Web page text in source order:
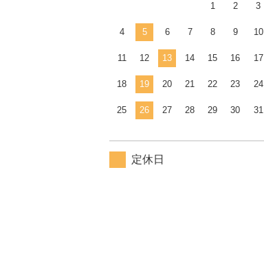
1 2 3
4 5 6 7 8 9 10
11 12 13 14 15 16 17
18 19 20 21 22 23 24
25 26 27 28 29 30 31
定休日